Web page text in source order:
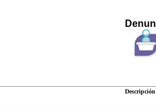
Descripción